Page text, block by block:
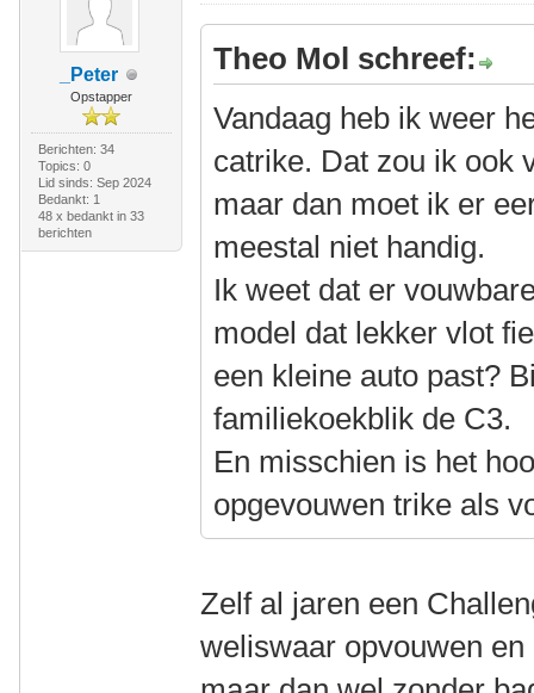
_Peter
Opstapper
Berichten: 34
Topics: 0
Lid sinds: Sep 2024
Bedankt: 1
48 x bedankt in 33
berichten
Theo Mol schreef:
Vandaag heb ik weer
catrike. Dat zou ik ook
maar dan moet ik er
meestal niet handig.
Ik weet dat er
model dat lekker vlot
een kleine auto past?
familiekoekblik de C3.
En misschien is het
opgevouwen trike als
Zelf al jaren een
weliswaar opvouwen